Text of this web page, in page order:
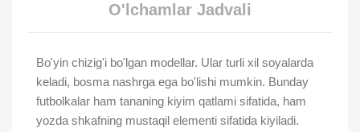
O'lchamlar Jadvali
Bo'yin chizig'i bo'lgan modellar. Ular turli xil soyalarda
keladi, bosma nashrga ega bo'lishi mumkin. Bunday
futbolkalar ham tananing kiyim qatlami sifatida, ham
yozda shkafning mustaqil elementi sifatida kiyiladi.